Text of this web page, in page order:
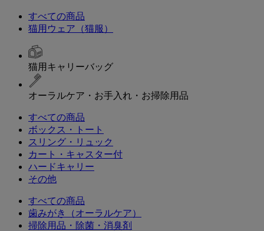
すべての商品
猫用ウェア（猫服）
猫用キャリーバッグ
オーラルケア・お手入れ・お掃除用品
すべての商品
ボックス・トート
スリング・リュック
カート・キャスター付
ハードキャリー
その他
すべての商品
歯みがき（オーラルケア）
掃除用品・除菌・消臭剤